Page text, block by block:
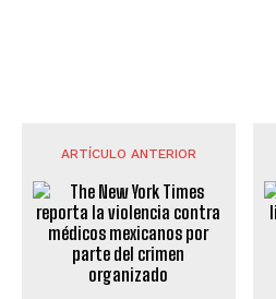
ARTÍCULO ANTERIOR